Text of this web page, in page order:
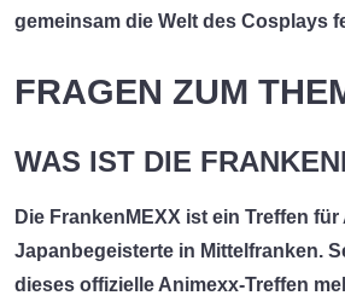
gemeinsam die Welt des Cosplays
FRAGEN ZUM
WAS IST DIE
Die FrankenMEXX ist ein Treffen für
Japanbegeisterte in Mittelfranken.
dieses offizielle Animexx-Treffen